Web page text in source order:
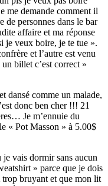
me demande comment il
de personnes dans le bar
affaire et ma réponse
je veux boire, je te tue ».
et l’autre est venu
billet c’est correct »
dansé comme un malade,
donc ben cher !!! 21
Je m’ennuie du
« Pot Masson » à 5.00$
vais dormir sans aucun
» parce que je dois
bruyant et que mon lit